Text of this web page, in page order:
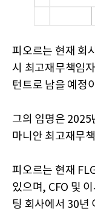
피오르는 현재 회
시 최고재무책임
턴트로 남을 예정
그의 임명은 2025
마니안 최고재무
피오르는 현재
있으며, CFO 및
팅 회사에서 30년